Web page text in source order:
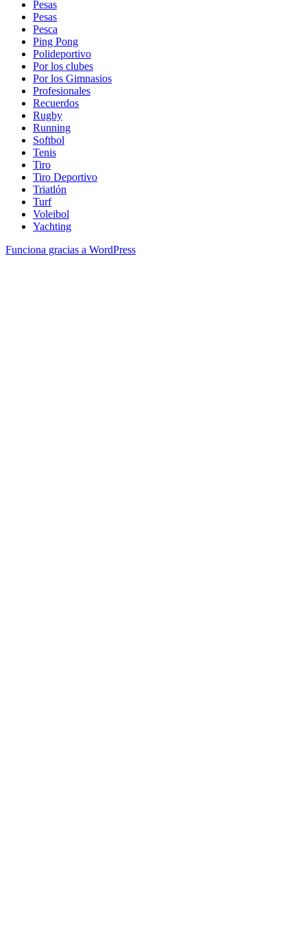
Pesas
Pesas
Pesca
Ping Pong
Polideportivo
Por los clubes
Por los Gimnasios
Profesionales
Recuerdos
Rugby
Running
Softbol
Tenis
Tiro
Tiro Deportivo
Triatlón
Turf
Voleibol
Yachting
Funciona gracias a WordPress